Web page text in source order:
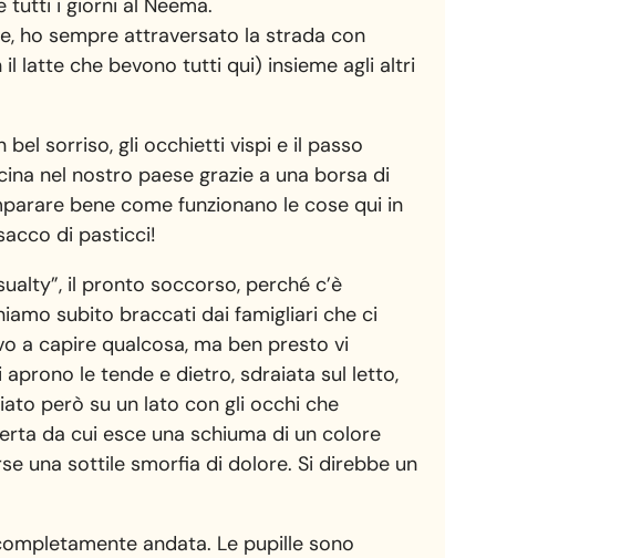
tutti i giorni al Neema.
ho sempre attraversato la strada con
latte che bevono tutti qui) insieme agli altri
bel sorriso, gli occhietti vispi e il passo
nel nostro paese grazie a una borsa di
bene come funzionano le cose qui in
di pasticci!
il pronto soccorso, perché c’è
subito braccati dai famigliari che ci
a capire qualcosa, ma ben presto vi
le tende e dietro, sdraiata sul letto,
però su un lato con gli occhi che
da cui esce una schiuma di un colore
una sottile smorfia di dolore. Si direbbe un
andata. Le pupille sono